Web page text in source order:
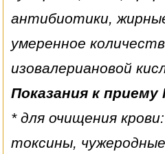
антибиотики,
умеренное
изовалериановой
Показания к приему
* для очищения
токсины,